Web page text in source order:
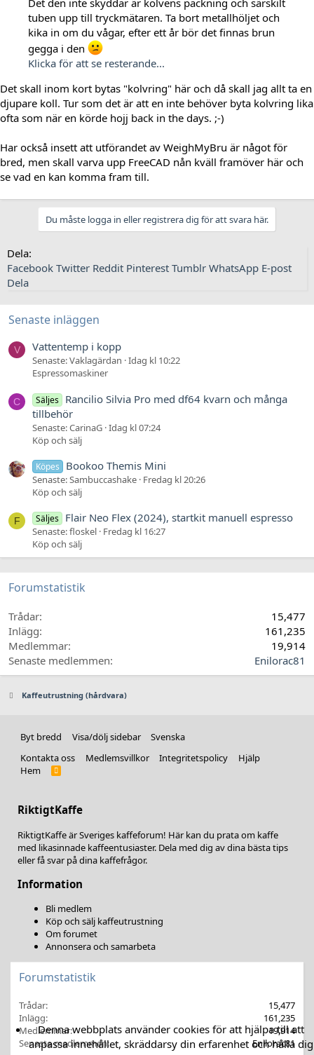
Det den inte skyddar är kolvens packning och särskilt
tuben upp till tryckmätaren. Ta bort metallhöljet och
kika in om du vågar, efter ett år bör det finnas brun
gegga i den
Klicka för att se resterande...
Det skall inom kort bytas "kolvring" här och då skall jag allt ta en
djupare koll. Tur som det är att en inte behöver byta kolvring lika
ofta som när en körde hojj back in the days. ;-)
Har också insett att utförandet av WeighMyBru är något för
bred, men skall varva upp FreeCAD nån kväll framöver här och
se vad en kan komma fram till.
Du måste logga in eller registrera dig för att svara här.
Dela:
Facebook Twitter Reddit Pinterest Tumblr WhatsApp E-post
Dela
Senaste inläggen
V Vattentemp i kopp
Senaste: Vaklagärdan Idag kl 10:22
Espressomaskiner
C Säljes Rancilio Silvia Pro med df64 kvarn och många
tillbehör
Senaste: CarinaG Idag kl 07:24
Köp och sälj
Köpes Bookoo Themis Mini
Senaste: Sambuccashake Fredag kl 20:26
Köp och sälj
F Säljes Flair Neo Flex (2024), startkit manuell espresso
Senaste: floskel Fredag kl 16:27
Köp och sälj
Forumstatistik
Trådar
15,477
Inlägg
161,235
Medlemmar
19,914
Senaste medlemmen
Enilorac81
Kaffeutrustning (hårdvara)
Byt bredd Visa/dölj sidebar
Svenska
Kontakta oss
Medlemsvillkor Integritetspolicy
Hjälp
Hem
R
RiktigtKaffe
RiktigtKaffe är Sveriges kaffeforum! Här kan du prata om kaffe
med likasinnade kaffeentusiaster. Dela med dig av dina bästa tips
eller få svar på dina kaffefrågor.
Information
Bli medlem
Köp och sälj kaffeutrustning
Om forumet
Annonsera och samarbeta
Forumstatistik
Trådar
15,477
Inlägg
161,235
Medlemmar
19,914
Senaste medlemmen
Enilorac81
Denna webbplats använder cookies för att hjälpa till att
anpassa innehållet, skräddarsy din erfarenhet och hålla dig